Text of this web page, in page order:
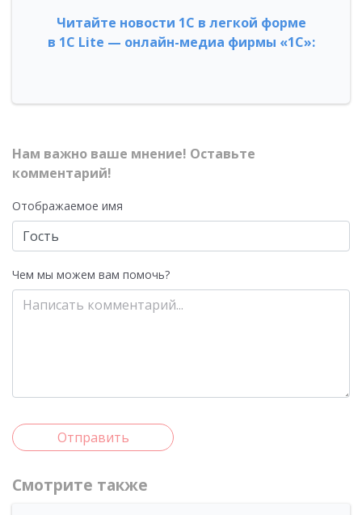
Читайте новости 1С в легкой форме
в 1С Lite — онлайн-медиа фирмы «1С»:
Нам важно ваше мнение! Оставьте
комментарий!
Отображаемое имя
Чем мы можем вам помочь?
Отправить
Смотрите также